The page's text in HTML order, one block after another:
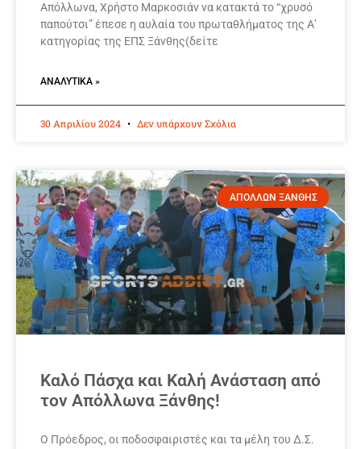
Απόλλωνα, Χρήστο Μαρκοσιάν να κατακτά το “χρυσό
παπούτσι” έπεσε η αυλαία του πρωταθλήματος της Α’
κατηγορίας της ΕΠΣ Ξάνθης(δείτε
ΑΝΑΛΥΤΙΚΆ »
30 Απριλίου 2024 Δεν υπάρχουν Σχόλια
ΑΠΟΛΛΩΝ ΞΑΝΘΗΣ
Καλό Πάσχα και Καλή Ανάσταση από
τον Απόλλωνα Ξάνθης!
Ο Πρόεδρος, οι ποδοσφαιριστές και τα μέλη του Δ.Σ.